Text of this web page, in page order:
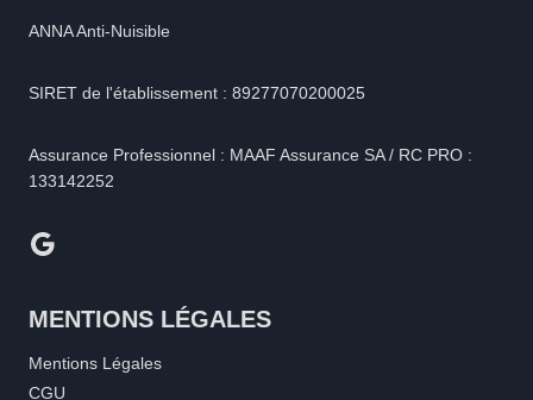
ANNA Anti-Nuisible
SIRET de l'établissement : 89277070200025
Assurance Professionnel : MAAF Assurance SA / RC PRO :
133142252
Google
MENTIONS LÉGALES
Mentions Légales
CGU